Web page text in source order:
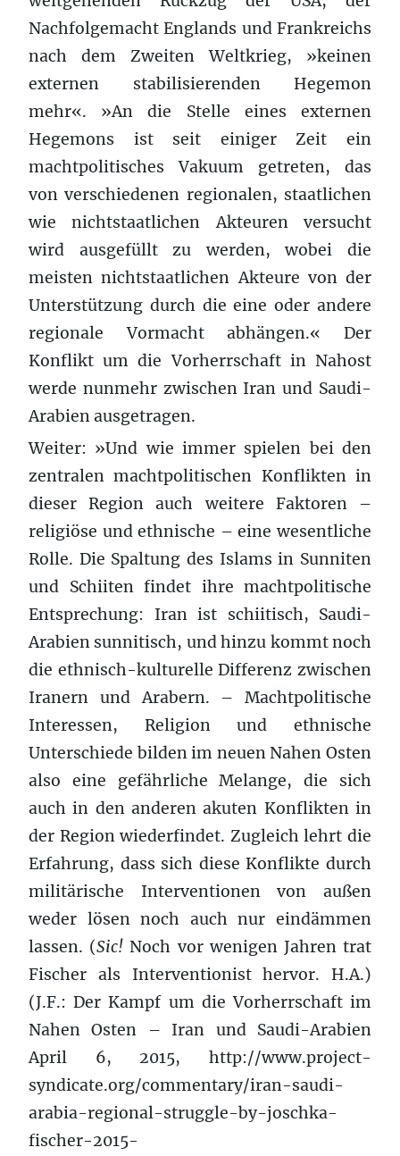
Nachfolgemacht Englands und Frankreichs
nach dem Zweiten Weltkrieg, »keinen
externen stabilisierenden Hegemon
mehr«. »An die Stelle eines externen
Hegemons ist seit einiger Zeit ein
machtpolitisches Vakuum getreten, das
von verschiedenen regionalen, staatlichen
wie nichtstaatlichen Akteuren versucht
wird ausgefüllt zu werden, wobei die
meisten nichtstaatlichen Akteure von der
Unterstützung durch die eine oder andere
regionale Vormacht abhängen.« Der
Konflikt um die Vorherrschaft in Nahost
werde nunmehr zwischen Iran und Saudi-
Arabien ausgetragen.
Weiter: »Und wie immer spielen bei den
zentralen machtpolitischen Konflikten in
dieser Region auch weitere Faktoren –
religiöse und ethnische – eine wesentliche
Rolle. Die Spaltung des Islams in Sunniten
und Schiiten findet ihre machtpolitische
Entsprechung: Iran ist schiitisch, Saudi-
Arabien sunnitisch, und hinzu kommt noch
die ethnisch-kulturelle Differenz zwischen
Iranern und Arabern. – Machtpolitische
Interessen, Religion und ethnische
Unterschiede bilden im neuen Nahen Osten
also eine gefährliche Melange, die sich
auch in den anderen akuten Konflikten in
der Region wiederfindet. Zugleich lehrt die
Erfahrung, dass sich diese Konflikte durch
militärische Interventionen von außen
weder lösen noch auch nur eindämmen
lassen. (Sic! Noch vor wenigen Jahren trat
Fischer als Interventionist hervor. H.A.)
(J.F.: Der Kampf um die Vorherrschaft im
Nahen Osten – Iran und Saudi-Arabien
April 6, 2015, http://www.project-
syndicate.org/commentary/iran-saudi-
arabia-regional-struggle-by-joschka-
fischer-2015-